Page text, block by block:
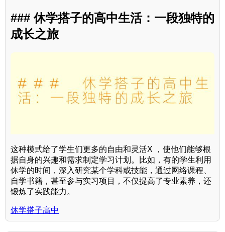
### 休学搭子的高中生活：一段独特的
成长之旅
这种模式给了学生们更多的自由和灵活X ，使他们能够根
据自身的兴趣和需求制定学习计划。比如，有的学生利用
休学的时间，深入研究某个学科或技能，通过网络课程、
自学书籍，甚至参与实习项目，不仅提高了专业素养，还
锻炼了实践能力。
休学搭子高中